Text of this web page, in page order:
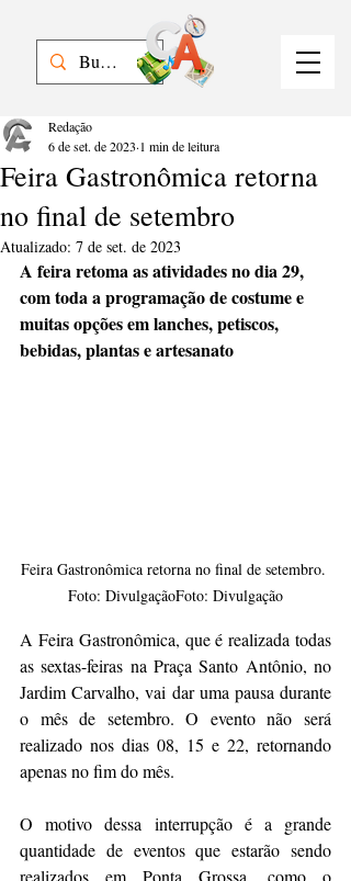
Feira Gastronômica retorna
no final de setembro
Redação
6 de set. de 2023 1 min de leitura
Atualizado: 7 de set. de 2023
A feira retoma as atividades no dia 29,
com toda a programação de costume e
muitas opções em lanches, petiscos,
bebidas, plantas e artesanato
Feira Gastronômica retorna no final de setembro.
Foto: DivulgaçãoFoto: Divulgação
A Feira Gastronômica, que é realizada todas
as sextas-feiras na Praça Santo Antônio, no
Jardim Carvalho, vai dar uma pausa durante
o mês de setembro. O evento não será
realizado nos dias 08, 15 e 22, retornando
apenas no fim do mês.
O motivo dessa interrupção é a grande
quantidade de eventos que estarão sendo
realizados em Ponta Grossa, como o